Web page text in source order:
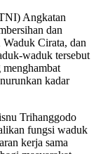
Angkatan
dan
Cirata, dan
waduk tersebut
kadar
Trihanggodo
fungsi waduk
kerja sama